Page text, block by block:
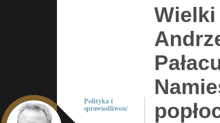
Polityka i
sprawiedliwość